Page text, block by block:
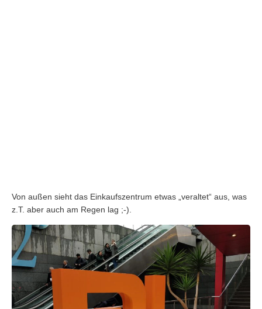
Von außen sieht das Einkaufszentrum etwas „veraltet“ aus, was
z.T. aber auch am Regen lag ;-).